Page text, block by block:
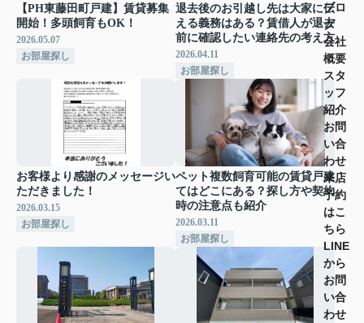
ブロ
グ
会社
概要
スタ
ッフ
紹介
お問
い合
わせ
来店
予約
はこ
ちら
LINE
から
お問
い合
わせ
【PH東藤田町戸建】賃貸募集
開始！多頭飼育もOK！
2026.05.07
お部屋探し
退去後のお引越し先は大家に伝
える義務はある？賃借人が退去
前に確認したい連絡先の考え方
2026.04.11
お部屋探し
お客様より感謝のメッセージい
ただきました！
2026.03.15
お部屋探し
ペット複数飼育可能の賃貸戸建
てはどこにある？探し方や契約
時の注意点も紹介
2026.03.11
お部屋探し